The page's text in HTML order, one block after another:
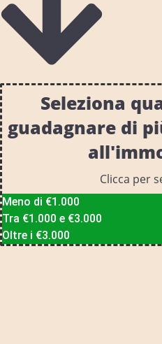
Seleziona
guadagnare di
Clicca per
Meno di €1.000
Tra €1.000 e €3.000
Oltre i €3.000